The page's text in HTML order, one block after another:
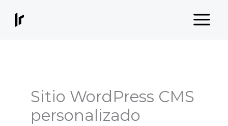
Sitio WordPress CMS
personalizado